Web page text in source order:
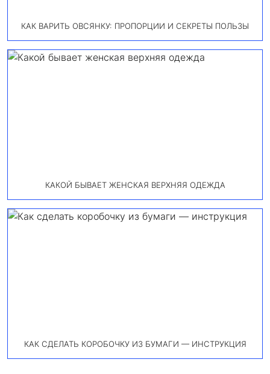
КАК ВАРИТЬ ОВСЯНКУ: ПРОПОРЦИИ И СЕКРЕТЫ ПОЛЬЗЫ
КАКОЙ БЫВАЕТ ЖЕНСКАЯ ВЕРХНЯЯ ОДЕЖДА
КАК СДЕЛАТЬ КОРОБОЧКУ ИЗ БУМАГИ — ИНСТРУКЦИЯ